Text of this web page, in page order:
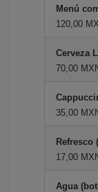
Menú
120,00
Cerveza
70,00
35,00
Refresco
17,00
Agua